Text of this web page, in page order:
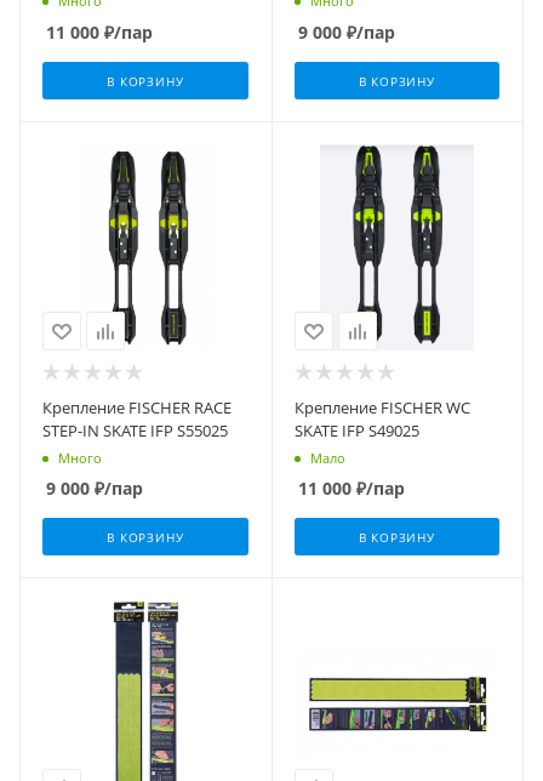
11 000 ₽/пар
В КОРЗИНУ
9 000₽/пар
В КОРЗИНУ
Крепление FISCHER RACE
STEP-IN SKATE IFP S55025
Много
9 000 ₽/пар
В КОРЗИНУ
Крепление FISCHER WC
SKATE IFP S49025
Мало
11 000₽/пар
В КОРЗИНУ